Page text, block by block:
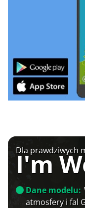
Dla prawdziwych
I'm
Dane modelu:
atmosfery i fal